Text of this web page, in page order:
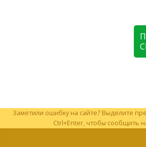
Заметили ошибку на сайте? Выделите
Ctrl+Enter, чтобы сообщить